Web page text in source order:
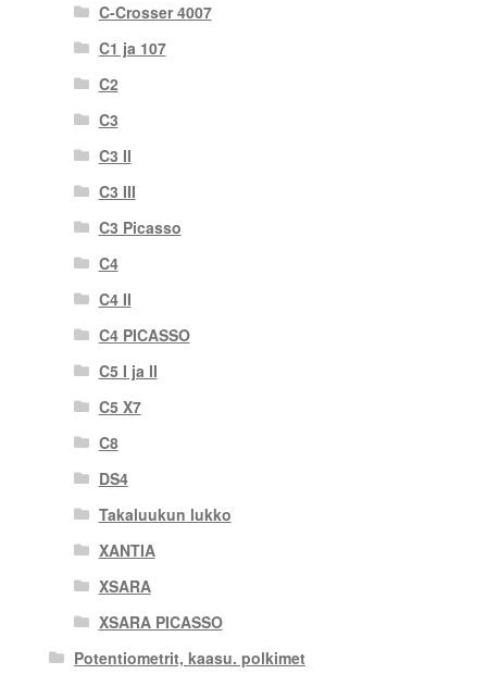
C-Crosser 4007
C1 ja 107
C2
C3
C3 II
C3 III
C3 Picasso
C4
C4 II
C4 PICASSO
C5 I ja II
C5 X7
C8
DS4
Takaluukun lukko
XANTIA
XSARA
XSARA PICASSO
Potentiometrit, kaasu. polkimet